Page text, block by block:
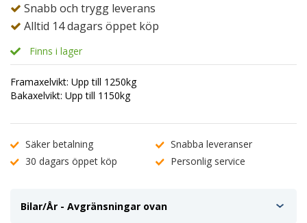
Snabb och trygg leverans
Alltid 14 dagars öppet köp
Finns i lager
Framaxelvikt: Upp till 1250kg
Bakaxelvikt: Upp till 1150kg
Säker betalning
Snabba leveranser
30 dagars öppet köp
Personlig service
Bilar/År - Avgränsningar ovan